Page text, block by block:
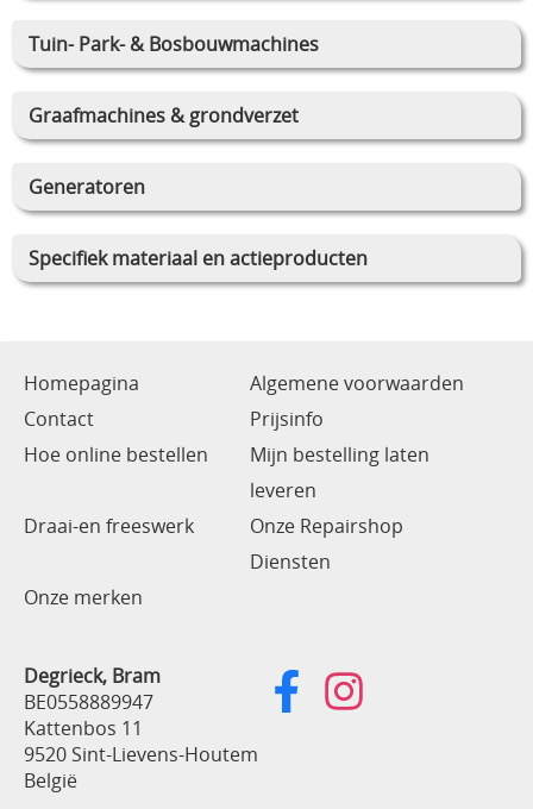
Tuin- Park- & Bosbouwmachines
Graafmachines & grondverzet
Generatoren
Specifiek materiaal en actieproducten
Homepagina
Algemene voorwaarden
Contact
Prijsinfo
Hoe online bestellen
Mijn bestelling laten
leveren
Draai-en freeswerk
Onze Repairshop
Diensten
Onze merken
Degrieck, Bram
BE0558889947
Kattenbos 11
9520 Sint-Lievens-Houtem
België